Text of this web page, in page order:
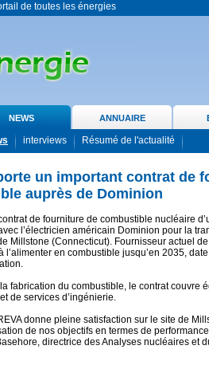
de toutes les énergies
NEWS ANNUAIRE
interviews Résumé de l'actualité
un important contrat de
auprès de Dominion
de fourniture de combustible nucléaire
l’électricien américain Dominion pour la
Millstone (Connecticut). Fournisseur actuel
l’alimenter en combustible jusqu’en 2035,
fabrication du combustible, le contrat couvre
de services d’ingénierie.
donne pleine satisfaction sur le site de
de nos objectifs en termes de
directrice des Analyses nucléaires et